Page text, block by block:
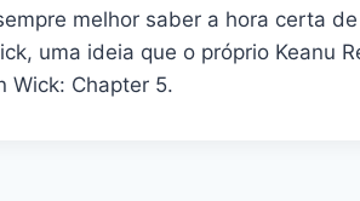
melhor saber a hora certa
uma ideia que o próprio Keanu
Wick: Chapter 5.